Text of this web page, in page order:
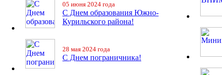
05 июня 2024 года
С Днем образования Южно-
Курильского района!
28 мая 2024 года
С Днем пограничника!